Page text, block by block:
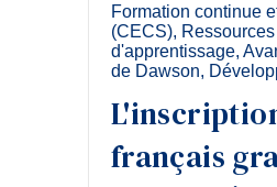
Formation continue
(CECS),
d'apprentissage,
de Dawson,
français